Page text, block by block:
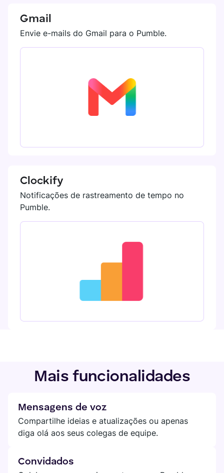
Gmail
Envie e-mails do Gmail para o Pumble.
Clockify
Notificações de rastreamento de tempo no
Pumble.
Mais funcionalidades
Mensagens de voz
Compartilhe ideias e atualizações ou apenas
diga olá aos seus colegas de equipe.
Convidados